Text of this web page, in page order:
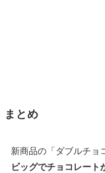
まとめ
新商品の「ダブルチョ
ビッグでチョコレート